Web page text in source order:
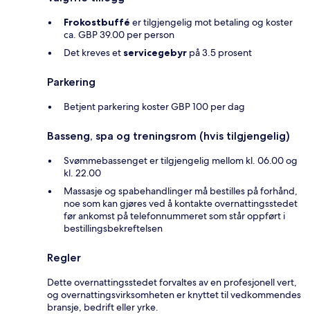
Frokostbuffé er tilgjengelig mot betaling og koster
ca. GBP 39.00 per person
Det kreves et servicegebyr på 3.5 prosent
Parkering
Betjent parkering koster GBP 100 per dag
Basseng, spa og treningsrom (hvis tilgjengelig)
Svømmebassenget er tilgjengelig mellom kl. 06.00 og
kl. 22.00
Massasje og spabehandlinger må bestilles på forhånd,
noe som kan gjøres ved å kontakte overnattingsstedet
før ankomst på telefonnummeret som står oppført i
bestillingsbekreftelsen
Regler
Dette overnattingsstedet forvaltes av en profesjonell vert,
og overnattingsvirksomheten er knyttet til vedkommendes
bransje, bedrift eller yrke.